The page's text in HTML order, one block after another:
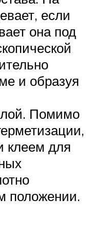
если
она под
и образуя
Помимо
клеем для
положении.